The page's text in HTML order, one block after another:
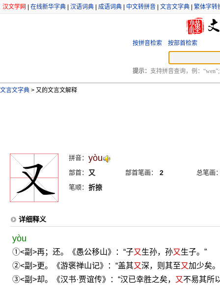
汉文学网 在线新华字典 汉语词典 成语词典 中文转拼音 文言文字典 繁体字转
按拼音检索 按部首检索
提示： 支持拼音查询，例：
文言文字典 > 又的文言文解释
拼音： yòu
部首： 又 部首笔画： 2
总笔画
笔顺： 折捺
详细释义
yòu
①<副>再；还。《愚公移山》：“子又生孙，孙又生子。”
②<副>更。《游褒禅山记》：“盖其又深，则其至又加少矣。
③<副>却。《汉书·贾谊传》：“汉已幸胜之矣， 又不易其所